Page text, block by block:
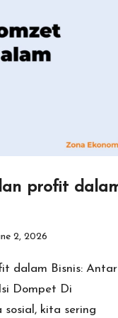
profit
2, 2026
dalam Bisnis:
Dompet Di
kita sering